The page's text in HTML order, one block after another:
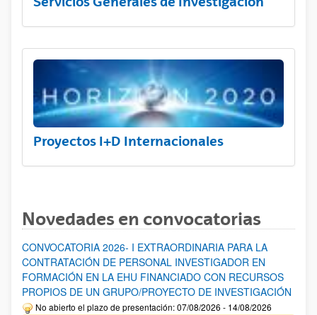
Proyectos I+D Internacionales
Novedades en convocatorias
CONVOCATORIA 2026- I EXTRAORDINARIA PARA LA
CONTRATACIÓN DE PERSONAL INVESTIGADOR EN
FORMACIÓN EN LA EHU FINANCIADO CON RECURSOS
PROPIOS DE UN GRUPO/PROYECTO DE INVESTIGACIÓN
No abierto el plazo de presentación: 07/08/2026 - 14/08/2026